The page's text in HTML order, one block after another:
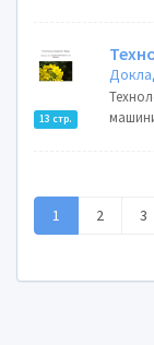
13 стр.
1 2 3